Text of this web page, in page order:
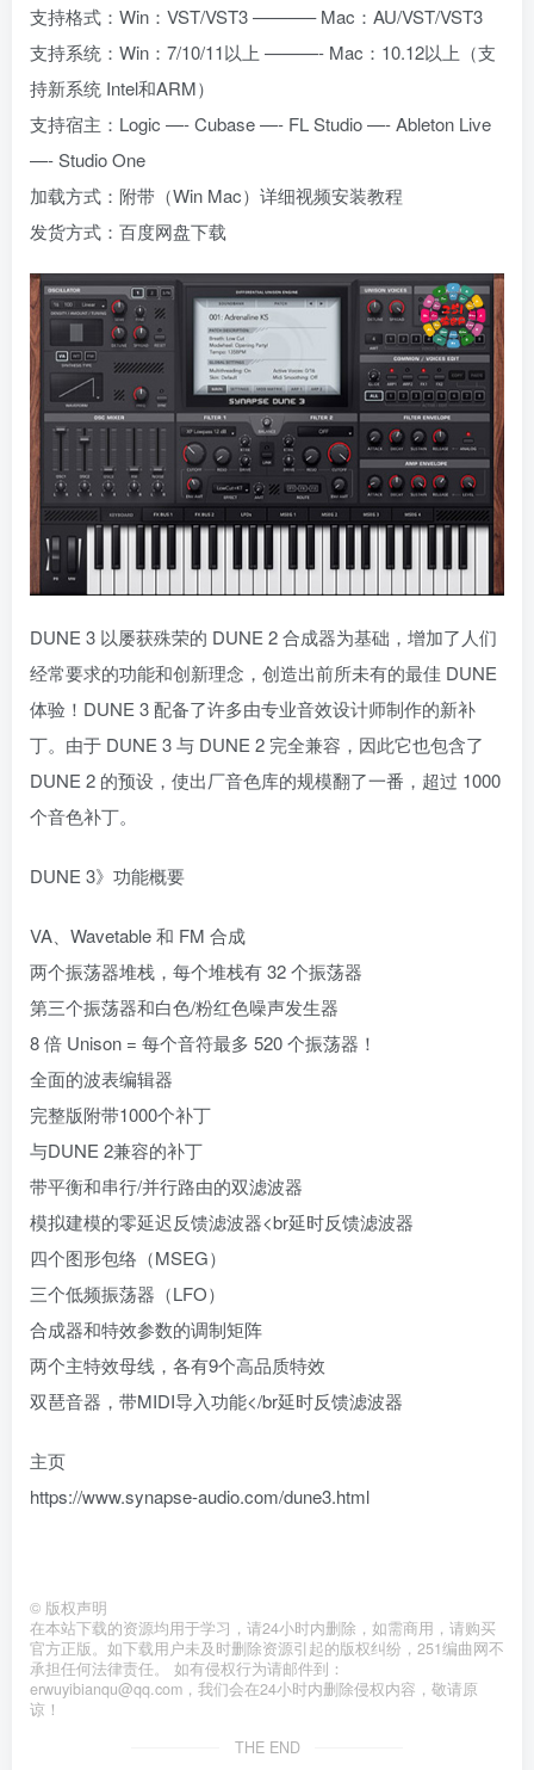
支持格式：Win：VST/VST3 ———– Mac：AU/VST/VST3
支持系统：Win：7/10/11以上 ———- Mac：10.12以上（支
持新系统 Intel和ARM）
支持宿主：Logic —- Cubase —- FL Studio —- Ableton Live
—- Studio One
加载方式：附带（Win Mac）详细视频安装教程
发货方式：百度网盘下载
DUNE 3 以屡获殊荣的 DUNE 2 合成器为基础，增加了人们
经常要求的功能和创新理念，创造出前所未有的最佳 DUNE
体验！DUNE 3 配备了许多由专业音效设计师制作的新补
丁。由于 DUNE 3 与 DUNE 2 完全兼容，因此它也包含了
DUNE 2 的预设，使出厂音色库的规模翻了一番，超过 1000
个音色补丁。
DUNE 3》功能概要
VA、Wavetable 和 FM 合成
两个振荡器堆栈，每个堆栈有 32 个振荡器
第三个振荡器和白色/粉红色噪声发生器
8 倍 Unison = 每个音符最多 520 个振荡器！
全面的波表编辑器
完整版附带1000个补丁
与DUNE 2兼容的补丁
带平衡和串行/并行路由的双滤波器
模拟建模的零延迟反馈滤波器<br延时反馈滤波器
四个图形包络（MSEG）
三个低频振荡器（LFO）
合成器和特效参数的调制矩阵
两个主特效母线，各有9个高品质特效
双琶音器，带MIDI导入功能</br延时反馈滤波器
主页
https://www.synapse-audio.com/dune3.html
© 版权声明
在本站下载的资源均用于学习，请24小时内删除，如需商用，请购买
官方正版。如下载用户未及时删除资源引起的版权纠纷，251编曲网不
承担任何法律责任。 如有侵权行为请邮件到：
erwuyibianqu@qq.com，我们会在24小时内删除侵权内容，敬请原
谅！
THE END